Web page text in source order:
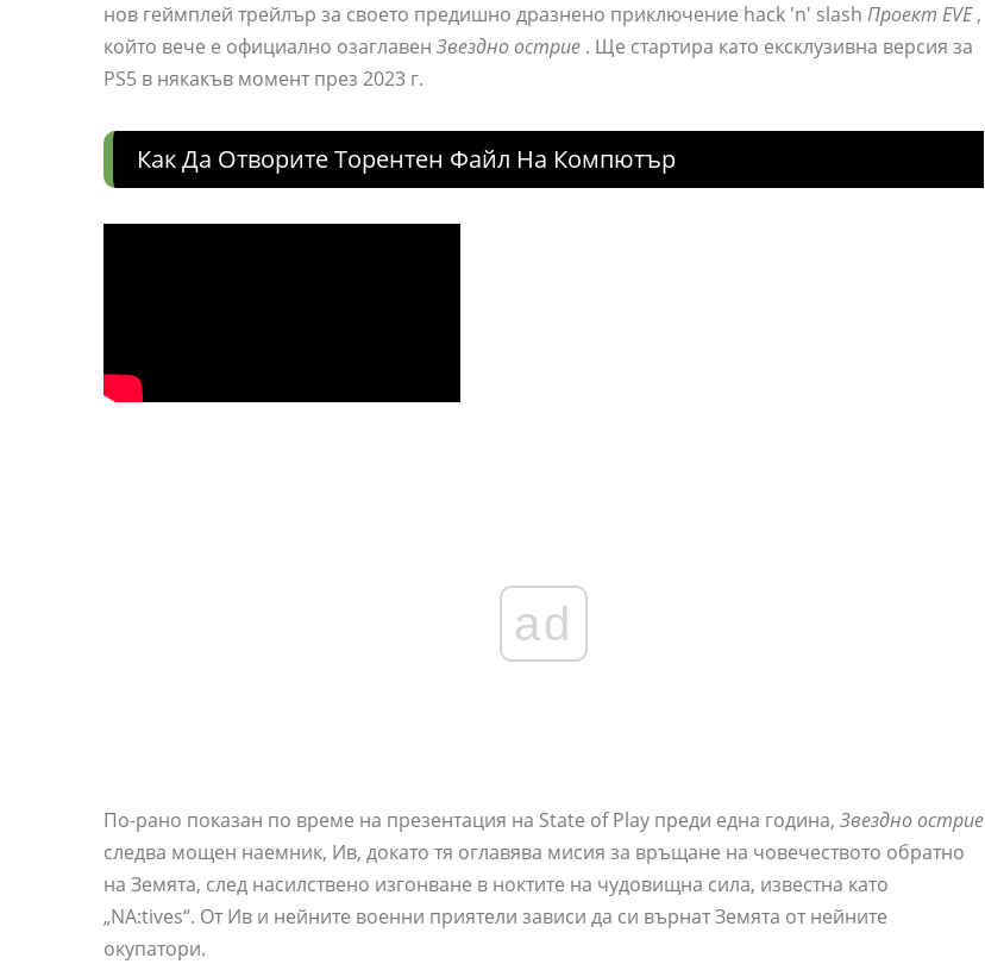
нов геймплей трейлър за своето предишно дразнено приключение hack 'n' slash Проект EVE,
който вече е официално озаглавен Звездно острие . Ще стартира като ексклузивна версия за
PS5 в някакъв момент през 2023 г.
Как Да Отворите Торентен Файл На Компютър
ad
По-рано показан по време на презентация на State of Play преди една година, Звездно острие
следва мощен наемник, Ив, докато тя оглавява мисия за връщане на човечеството обратно
на Земята, след насилствено изгонване в ноктите на чудовищна сила, известна като
„NA:tives“. От Ив и нейните военни приятели зависи да си върнат Земята от нейните
окупатори.